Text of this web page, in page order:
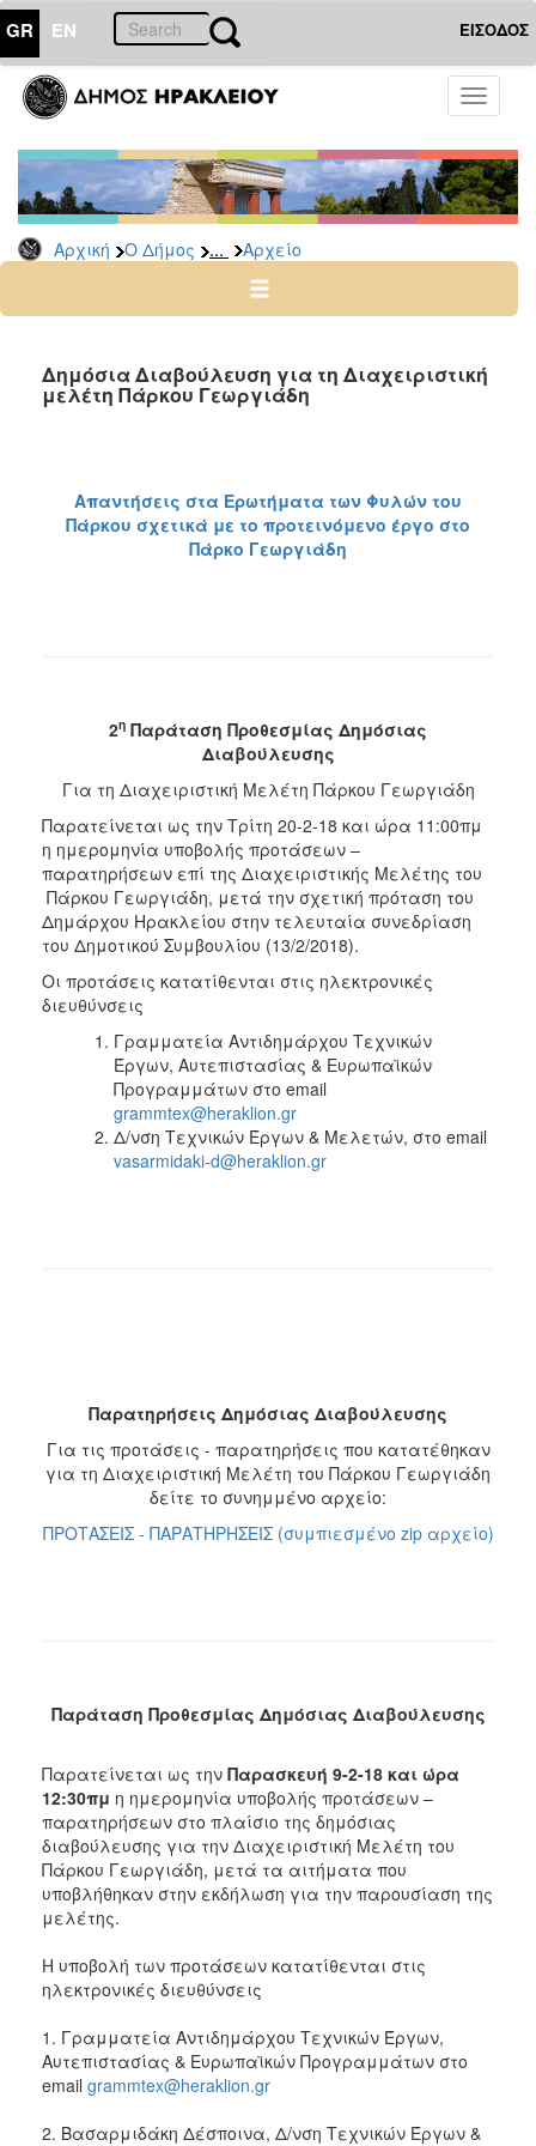
GR EN ΕΙΣΟΔΟΣ
Toggle
Αρχική Ο Δήμος ... Αρχείο
ΔΗΜΟΣ
Δημόσιες
Διαβουλεύσεις
Αρχείο
Δημόσια Διαβούλευση για τη Διαχειριστική
μελέτη Πάρκου Γεωργιάδη
Απαντήσεις στα Ερωτήματα των Φυλών του
Πάρκου σχετικά με το προτεινόμενο έργο στο
Πάρκο Γεωργιάδη
2η Παράταση Προθεσμίας Δημόσιας
Διαβούλευσης
Για τη Διαχειριστική Μελέτη Πάρκου Γεωργιάδη
Παρατείνεται ως την Τρίτη 20-2-18 και ώρα 11:00πμ
η ημερομηνία υποβολής προτάσεων –
παρατηρήσεων επί της Διαχειριστικής Μελέτης του
Πάρκου Γεωργιάδη, μετά την σχετική πρόταση του
Δημάρχου Ηρακλείου στην τελευταία συνεδρίαση
του Δημοτικού Συμβουλίου (13/2/2018).
Οι προτάσεις κατατίθενται στις ηλεκτρονικές
διευθύνσεις
Γραμματεία Αντιδημάρχου Τεχνικών
Έργων, Αυτεπιστασίας & Ευρωπαϊκών
Προγραμμάτων στο email
grammtex@heraklion.gr
Δ/νση Τεχνικών Έργων & Μελετών, στο email
vasarmidaki-d@heraklion.gr
Παρατηρήσεις Δημόσιας Διαβούλευσης
Για τις προτάσεις - παρατηρήσεις που κατατέθηκαν
για τη Διαχειριστική Μελέτη του Πάρκου Γεωργιάδη
δείτε το συνημμένο αρχείο:
ΠΡΟΤΑΣΕΙΣ - ΠΑΡΑΤΗΡΗΣΕΙΣ (συμπιεσμένο zip αρχείο)
Παράταση Προθεσμίας Δημόσιας Διαβούλευσης
Παρατείνεται ως την Παρασκευή 9-2-18 και ώρα
12:30πμ η ημερομηνία υποβολής προτάσεων –
παρατηρήσεων στο πλαίσιο της δημόσιας
διαβούλευσης για την Διαχειριστική Μελέτη του
Πάρκου Γεωργιάδη, μετά τα αιτήματα που
υποβλήθηκαν στην εκδήλωση για την παρουσίαση της
μελέτης.
Η υποβολή των προτάσεων κατατίθενται στις
ηλεκτρονικές διευθύνσεις
1. Γραμματεία Αντιδημάρχου Τεχνικών Έργων,
Αυτεπιστασίας & Ευρωπαϊκών Προγραμμάτων στο
email grammtex@heraklion.gr
2. Βασαρμιδάκη Δέσποινα, Δ/νση Τεχνικών Έργων &